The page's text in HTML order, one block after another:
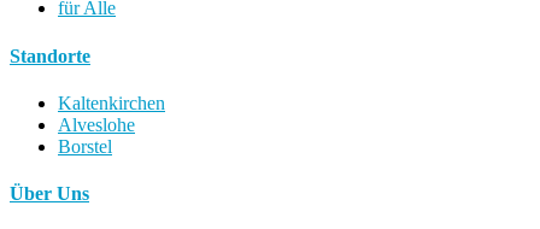
für Alle
Standorte
Kaltenkirchen
Alveslohe
Borstel
Über Uns